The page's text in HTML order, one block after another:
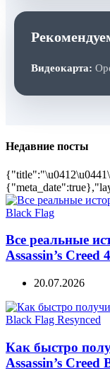
Видеокарта:
Недавние посты
Все реальные
Assassin’s
20.07.2026
Как быстро
Assassin’s Creed